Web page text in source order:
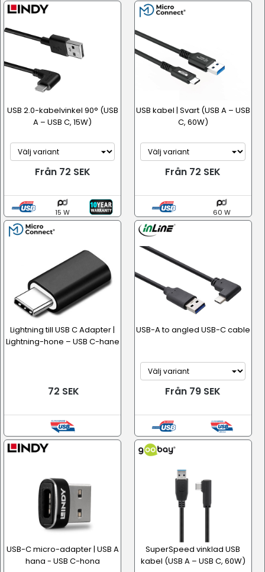
USB 2.0-kabelvinkel 90° (USB
A – USB C, 15W)
Från 72 SEK
15 W
USB kabel | Svart (USB A – USB
C, 60W)
Från 72 SEK
60 W
Lightning till USB C Adapter |
Lightning-hone – USB C-hane
72 SEK
USB-A to angled USB-C cable
Från 79 SEK
USB-C micro-adapter | USB A
hana - USB C-hona
SuperSpeed vinklad USB
kabel (USB A – USB C, 60W)